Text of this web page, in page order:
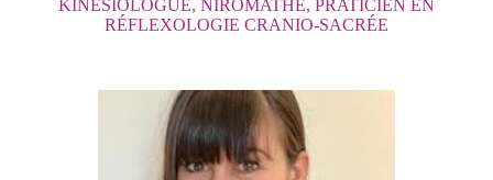
KINÉSIOLOGUE, NIROMATHÉ, PRATICIEN EN
RÉFLEXOLOGIE CRANIO-SACRÉE